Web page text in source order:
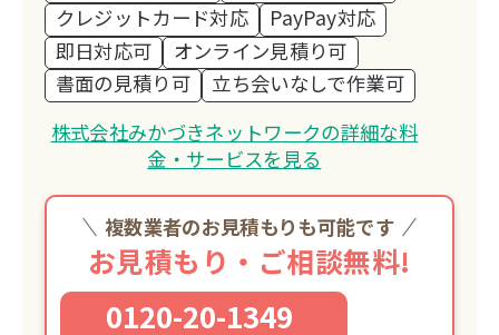
クレジットカード対応
PayPay対応
即日対応可
オンライン見積り可
書面の見積り可
立ち会いなしで作業可
株式会社みかづきネットワークの詳細な料
金・サービスを見る
複数業者のお見積もりも可能です
お見積もり・ご相談無料!
0120-20-1349